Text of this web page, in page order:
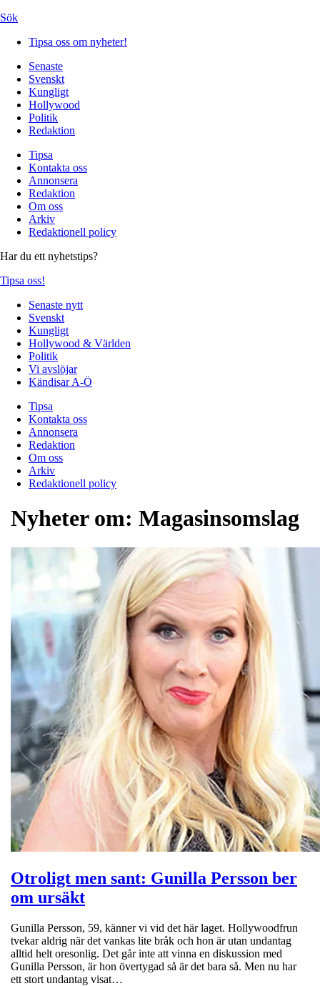
Sök
Tipsa oss om nyheter!
Senaste
Svenskt
Kungligt
Hollywood
Politik
Redaktion
Tipsa
Kontakta oss
Annonsera
Redaktion
Om oss
Arkiv
Redaktionell policy
Har du ett nyhetstips?
Tipsa oss!
Senaste nytt
Svenskt
Kungligt
Hollywood & Världen
Politik
Vi avslöjar
Kändisar A-Ö
Tipsa
Kontakta oss
Annonsera
Redaktion
Om oss
Arkiv
Redaktionell policy
Nyheter om: Magasinsomslag
Otroligt men sant: Gunilla Persson ber
om ursäkt
Gunilla Persson, 59, känner vi vid det här laget. Hollywoodfrun
tvekar aldrig när det vankas lite bråk och hon är utan undantag
alltid helt oresonlig. Det går inte att vinna en diskussion med
Gunilla Persson, är hon övertygad så är det bara så. Men nu har
ett stort undantag visat…